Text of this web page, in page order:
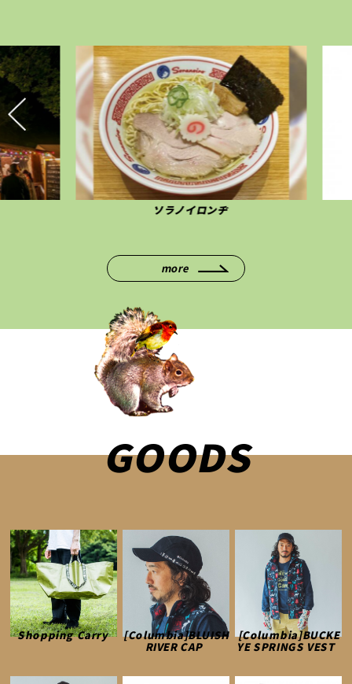
ソラノイロンヂ
more
GOODS
Shopping Carry [Columbia]BLUISH
RIVER CAP
[Columbia]BUCKE
YE SPRINGS VEST